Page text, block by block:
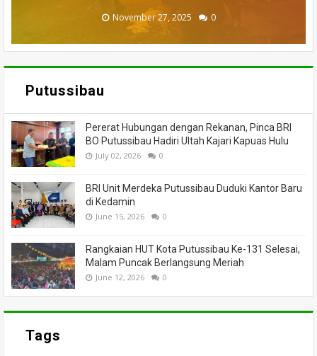
July 05, 2026 0
November 27, 2025 0
March 26, 2025 0
March 13, 2025 0
February 18, 2025 0
Putussibau
Pererat Hubungan dengan Rekanan, Pinca BRI
BO Putussibau Hadiri Ultah Kajari Kapuas Hulu
July 02, 2026 0
BRI Unit Merdeka Putussibau Duduki Kantor Baru
di Kedamin
June 15, 2026 0
Rangkaian HUT Kota Putussibau Ke-131 Selesai,
Malam Puncak Berlangsung Meriah
June 12, 2026 0
Tags